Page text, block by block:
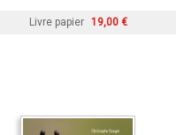
Livre papier 19,00 €